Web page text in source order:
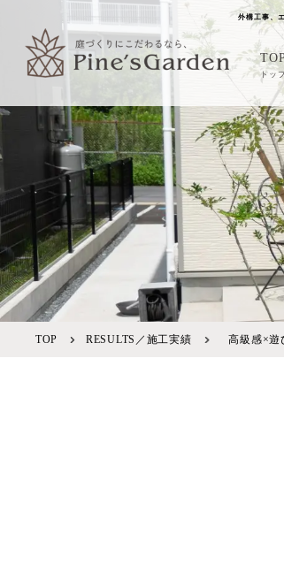
外構工事、
トッ
TOP RESULTS／施工実績 高級感×遊